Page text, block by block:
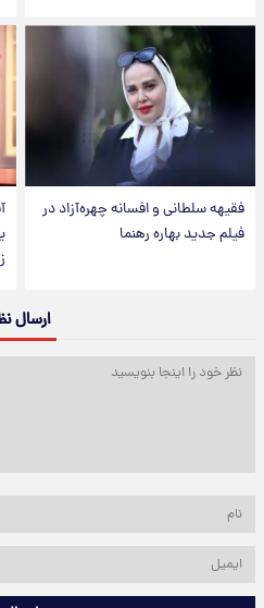
فقیهه سلطانی و افسانه چهره‌آزاد در
فیلم جدید بهاره رهنما
ارسال